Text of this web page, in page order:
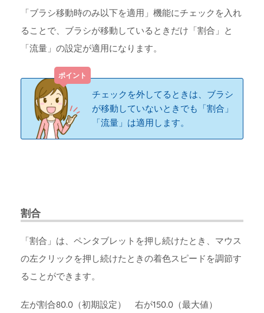
「ブラシ移動時のみ以下を適用」機能にチェックを入れ
ることで、ブラシが移動しているときだけ「割合」と
「流量」の設定が適用になります。
チェックを外してるときは、ブラシ
が移動していないときでも「割合」
「流量」は適用します。
割合
「割合」は、ペンタブレットを押し続けたとき、マウス
の左クリックを押し続けたときの着色スピードを調節す
ることができます。
左が割合80.0（初期設定） 右が150.0（最大値）